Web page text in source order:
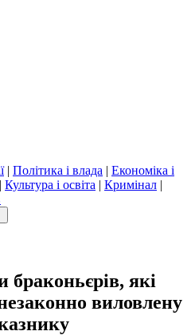
| Політика і влада | Економіка і
| Культура і освіта | Кримінал |
браконьєрів, які
виловлену